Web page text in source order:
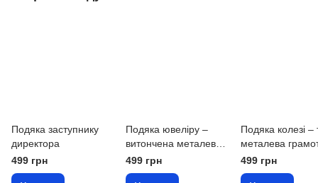
Подяка заступнику
директора
499 грн
Подяка ювеліру –
витончена металева
грамота за 1 день
499 грн
Подяка колезі –
металева
1 день
499 грн